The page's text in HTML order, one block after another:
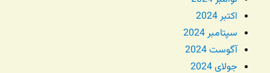
اکتبر 2024
سپتامبر 2024
آگوست 2024
جولای 2024